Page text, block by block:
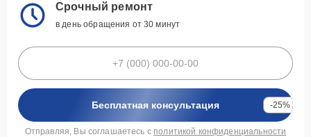
Срочный ремонт
в день обращения от 30 минут
Бесплатная консультация -25%
Отправляя, Вы соглашаетесь с политикой конфиденциальности